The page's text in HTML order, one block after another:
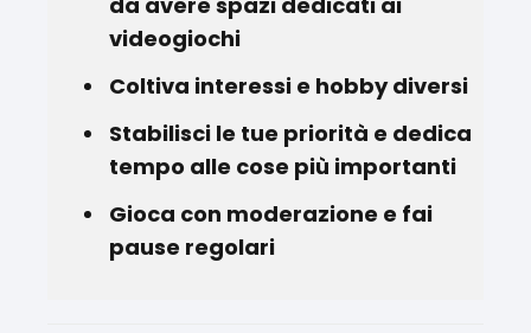
videogiochi
Coltiva interessi e hobby diversi
Stabilisci le tue priorità e dedica
tempo alle cose più importanti
Gioca con moderazione e fai
pause regolari